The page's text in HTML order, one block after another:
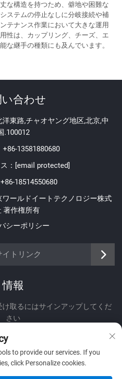
な構造を持つため、僻地や困難な
ステムの停止なしに分岐接続や補
テナンス作業において大きな運用
性は、カップリング、チーズ、エ
な継手の種類にも及んでいます。
合わせ
東路,チャオヤング地区,北京,中
.100012
+86-13581880680
： [email protected]
+86-18514550680
ールドイートテクノロジー株式
著作権所有
シーポリシー
イトリンク
情報
取るにはサインアップしてくだ
さい
to provide our services. If you
click Personalize cookies.